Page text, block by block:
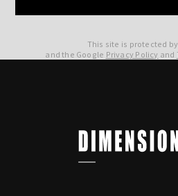
This site is protected by
and the Google Privacy Policy and